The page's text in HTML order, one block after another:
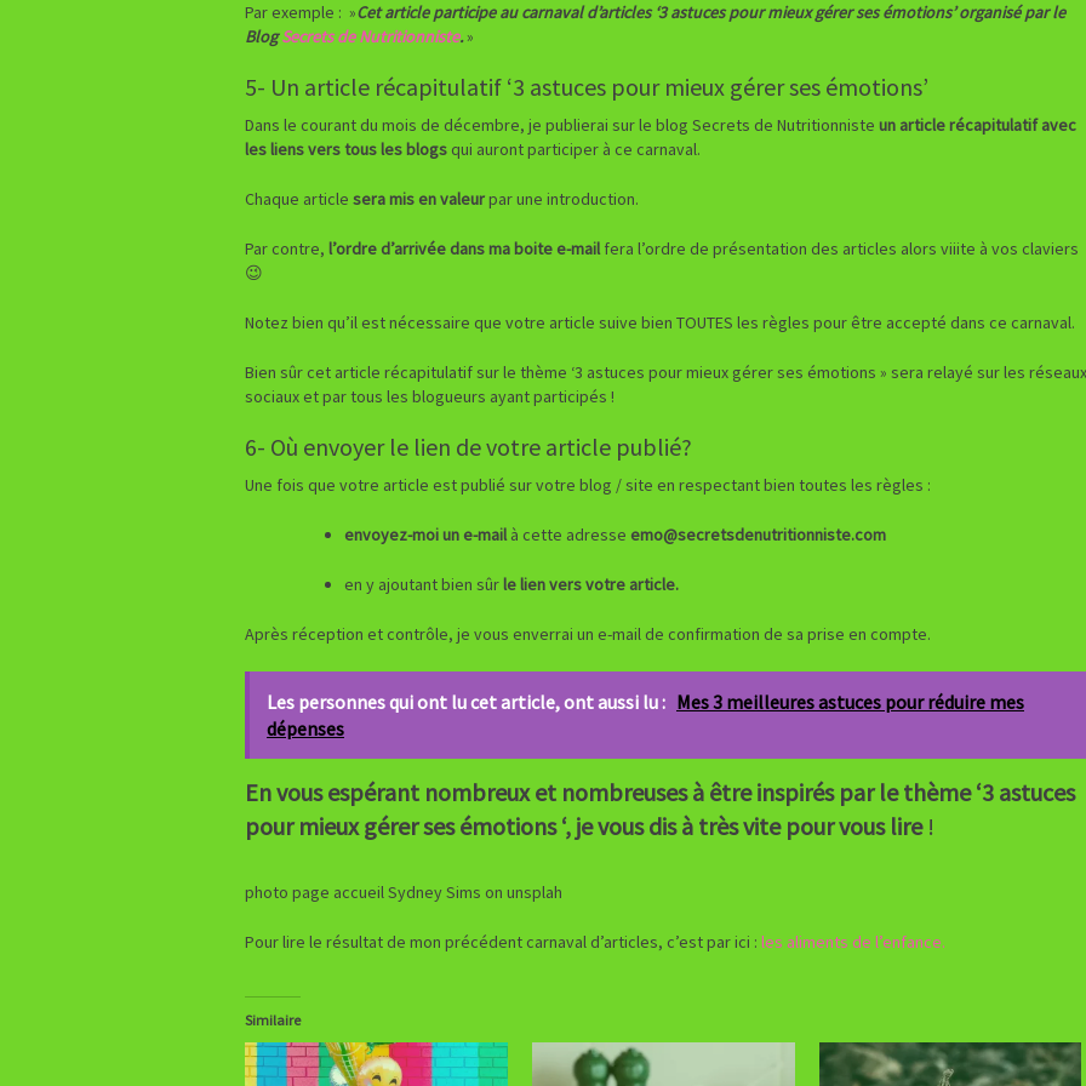
Par exemple : »Cet article participe au carnaval d’articles ‘3 astuces pour mieux gérer ses émotions’ organisé par le
BlogSecrets de Nutritionniste.»
5- Un article récapitulatif ‘3 astuces pour mieux gérer ses émotions’
Dans le courant du mois de décembre, je publierai sur le blog Secrets de Nutritionniste un article récapitulatif avec
les liens vers tous les blogsqui auront participer à ce carnaval.
Chaque article sera mis en valeurpar une introduction.
Par contre, l’ordre d’arrivée dans ma boite e-mailfera l’ordre de présentation des articles alors viiite à vos claviers
😉
Notez bien qu’il est nécessaire que votre article suive bien TOUTES les règles pour être accepté dans ce carnaval.
Bien sûr cet article récapitulatif sur le thème ‘3 astuces pour mieux gérer ses émotions » sera relayé sur les réseaux
sociaux et par tous les blogueurs ayant participés !
6- Où envoyer le lien de votre article publié?
Une fois que votre article est publié sur votre blog / site en respectant bien toutes les règles :
envoyez-moi un e-mailà cette adresse emo@secretsdenutritionniste.com
en y ajoutant bien sûrle lien vers votre article.
Après réception et contrôle, je vous enverrai un e-mail de confirmation de sa prise en compte.
Les personnes qui ont lu cet article, ont aussi lu : Mes 3 meilleures astuces pour réduire mes
dépenses
En vous espérant nombreux et nombreuses à être inspirés par le thème ‘3 astuces
pour mieux gérer ses émotions ‘, je vous dis à très vite pour vous lire !
photo page accueil Sydney Sims on unsplah
Pour lire le résultat de mon précédent carnaval d’articles, c’est par ici : les aliments de l’enfance.
Similaire